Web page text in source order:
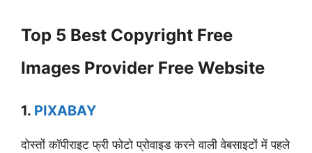
Top 5 Best Copyright Free
Images Provider Free Website
1. PIXABAY
दोस्तों कॉपीराइट फ्री फोटो प्रोवाइड करने वाली वेबसाइटों में पहले